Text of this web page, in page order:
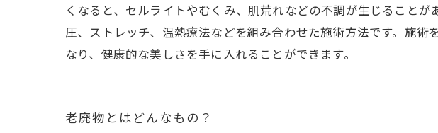
くなると、セルライトやむくみ、肌荒れなどの不調が生じること
圧、ストレッチ、温熱療法などを組み合わせた施術方法です。施
なり、健康的な美しさを手に入れることができます。
老廃物とはどんなもの？